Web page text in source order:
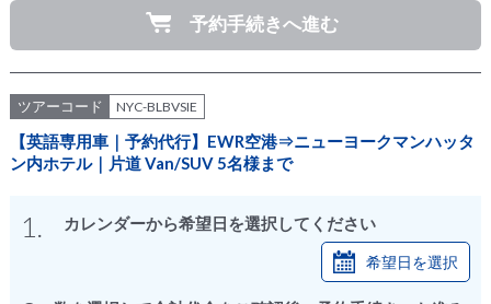
予約手続きへ進む
ツアーコード NYC-BLBVSIE
【英語専用車｜予約代行】EWR空港⇒ニューヨークマンハッタ
ン内ホテル｜片道 Van/SUV 5名様まで
1. カレンダーから希望日を選択してください
希望日を選択